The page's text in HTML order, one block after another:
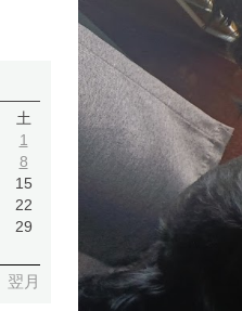
土
1
8
15
22
29
翌月